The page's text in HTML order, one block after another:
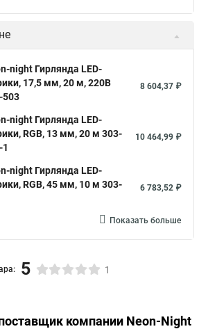
night Гирлянда LED-
17,5 мм, 20 м, 220В
503
8 604,37 ₽
night Гирлянда LED-
RGB, 13 мм, 20 м 303-
10 464,99 ₽
night Гирлянда LED-
RGB, 45 мм, 10 м 303-
6 783,52 ₽
Показать больше
5 1
компании Neon-Night